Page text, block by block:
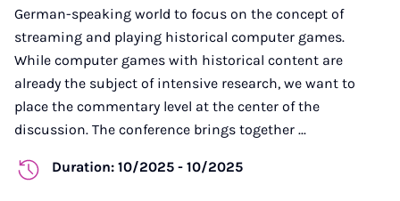
German-speaking world to focus on the concept of
streaming and playing historical computer games.
While computer games with historical content are
already the subject of intensive research, we want to
place the commentary level at the center of the
discussion. The conference brings together ...
Duration: 10/2025 - 10/2025